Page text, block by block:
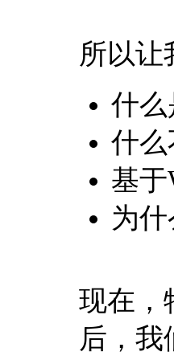
所以让
什么
什么
基
为
现在，
后，我